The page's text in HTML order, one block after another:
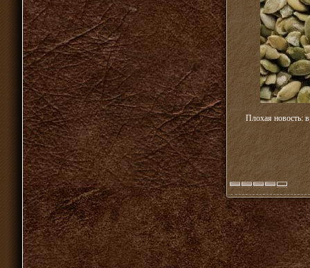
Плохая новость: